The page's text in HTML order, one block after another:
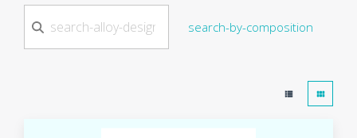
search-by-composition